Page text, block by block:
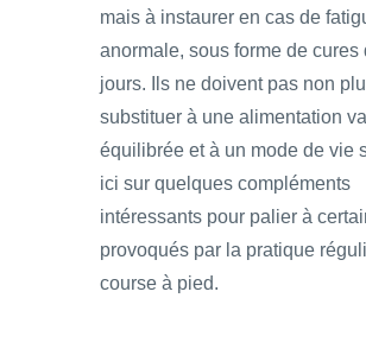
mais à instaurer en cas de
anormale, sous forme de cures
jours. Ils ne doivent pas non
substituer à une alimentation
équilibrée et à un mode de vie
ici sur quelques compléments
intéressants pour palier à
provoqués par la pratique
course à pied.